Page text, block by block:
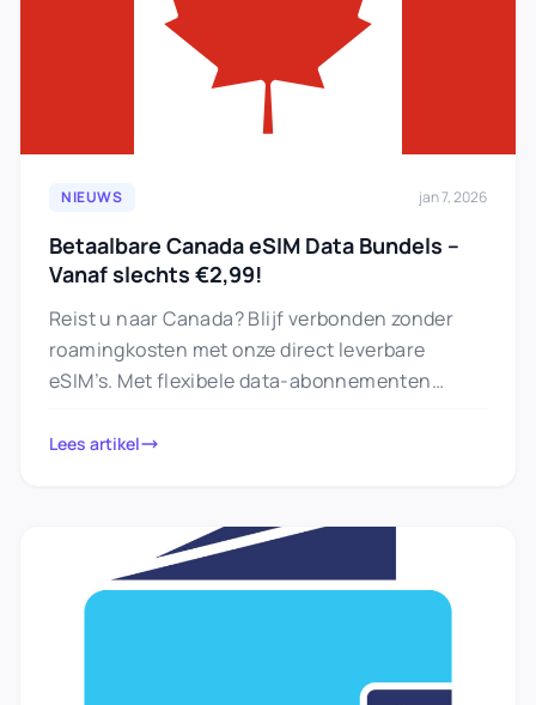
NIEUWS jan 7, 2026
Betaalbare Canada eSIM Data Bundels –
Vanaf slechts €2,99!
Reist u naar Canada? Blijf verbonden zonder
roamingkosten met onze direct leverbare
eSIM’s. Met flexibele data-abonnementen
genieten…
Lees artikel